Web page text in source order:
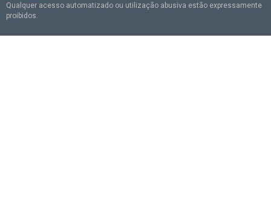
Qualquer acesso automatizado ou utilização abusiva estão expressamente
proibidos.